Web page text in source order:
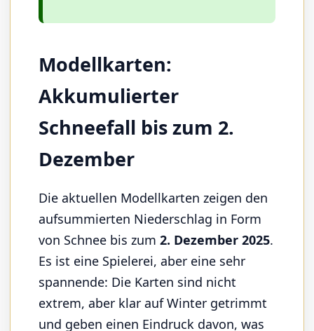
Modellkarten:
Akkumulierter
Schneefall bis zum 2.
Dezember
Die aktuellen Modellkarten zeigen den
aufsummierten Niederschlag in Form
von Schnee bis zum 2. Dezember 2025.
Es ist eine Spielerei, aber eine sehr
spannende: Die Karten sind nicht
extrem, aber klar auf Winter getrimmt
und geben einen Eindruck davon, was